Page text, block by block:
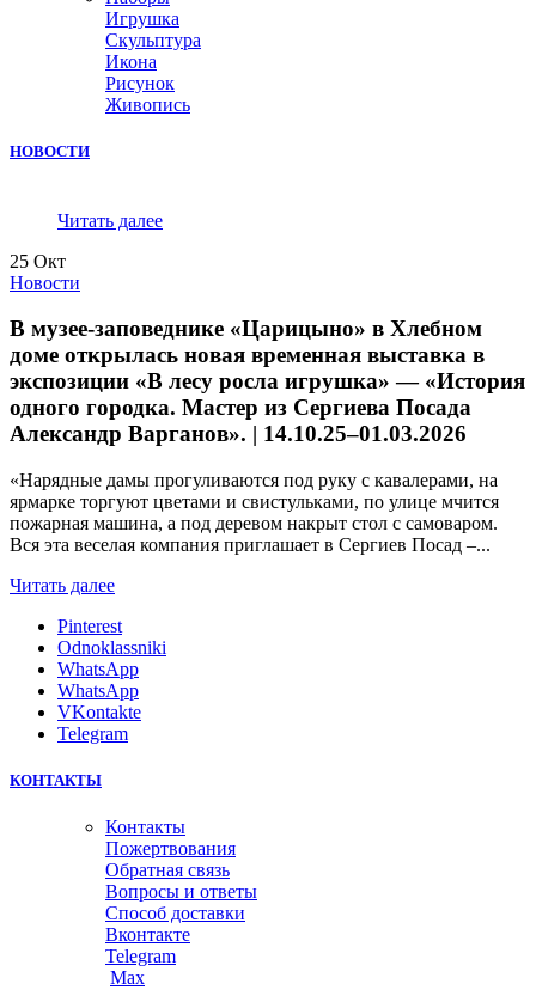
Игрушка
Скульптура
Икона
Рисунок
Живопись
НОВОСТИ
Читать далее
25 Окт
Новости
В музее-заповеднике «Царицыно» в Хлебном
доме открылась новая временная выставка в
экспозиции «В лесу росла игрушка» — «История
одного городка. Мастер из Сергиева Посада
Александр Варганов». | 14.10.25–01.03.2026
«Нарядные дамы прогуливаются под руку с кавалерами, на
ярмарке торгуют цветами и свистульками, по улице мчится
пожарная машина, а под деревом накрыт стол с самоваром.
Вся эта веселая компания приглашает в Сергиев Посад –...
Читать далее
Pinterest
Odnoklassniki
WhatsApp
WhatsApp
VKontakte
Telegram
КОНТАКТЫ
Контакты
Пожертвования
Обратная связь
Вопросы и ответы
Способ доставки
Вконтакте
Telegram
Max